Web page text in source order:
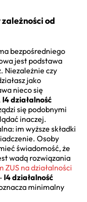
zależności od
bezpośredniego
jest podstawa
Niezależnie czy
jako
nieco się
l4 działalność
się podobnymi
inaczej.
im wyższe składki
Osoby
świadomość, że
wadą rozwiązania
ZUS na działalności
l4 działalność
minimalny